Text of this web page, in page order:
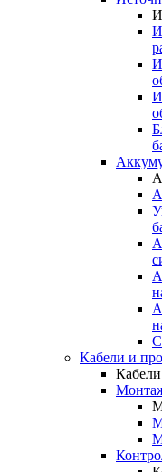
Кабели и